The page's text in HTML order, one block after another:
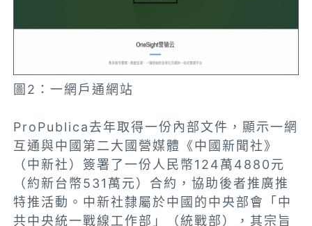
圖2：一網戶通網站
ProPublica去年取得一份內部文件，顯示一網
互通與中國第二大國營媒體《中國新聞社》
（中新社）簽署了一份人民幣124萬4880元
（約新台幣531萬元）合約，協助後者推廣推
特推活動。中新社隸屬於中國的中央部會「中
共中央統一戰線工作部」（統戰部），其宗旨